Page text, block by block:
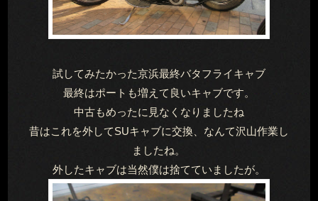
試してみたかった京浜最終バタフライキャブ
最終はポートも増えて良いキャブです。
中古もめったに見なくなりましたね
昔はこれを外してSUキャブに交換、なんて沢山作業し
ましたね。
外したキャブは当然僕は捨てていましたが。